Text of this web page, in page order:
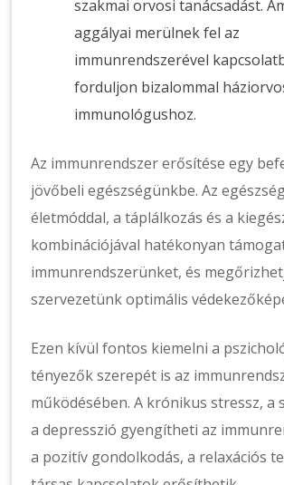
szakmai orvosi tanácsadást.
aggályai merülnek fel az
immunrendszerével
forduljon bizalommal
immunológushoz.
Az immunrendszer erősítése egy
jövőbeli egészségünkbe. Az
életmóddal, a táplálkozás és a
kombinációjával hatékonyan
immunrendszerünket, és
szervezetünk optimális
Ezen kívül fontos kiemelni a
tényezők szerepét is az
működésében. A krónikus stressz, a
a depresszió gyengítheti az
a pozitív gondolkodás, a relaxációs